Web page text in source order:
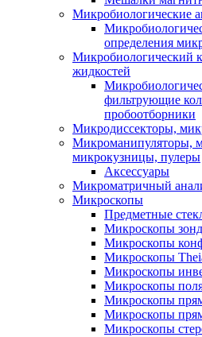
Микробиологические
определения
Микробиологический
жидкостей
фильтрующие
пробоотборники
Микродиссекторы,
Микроманипуляторы,
микрокузницы, пулеры
Аксессуары
Микроматричный
Микроскопы
Предметные
Микроскопы
Микроскопы
Микроскопы
Микроскопы
Микроскопы
Микроскопы
Микроскопы
Микроскопы